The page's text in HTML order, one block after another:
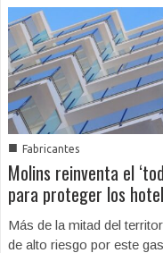
■ Fabricantes
Molins reinventa el
para proteger los
Más de la mitad del
de alto riesgo por este